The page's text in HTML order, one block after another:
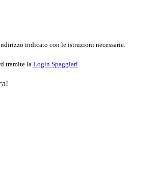
indicato con le istruzioni necessarie.
tramite la Login Spaggiari